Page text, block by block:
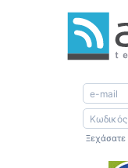
Ξεχάσατε